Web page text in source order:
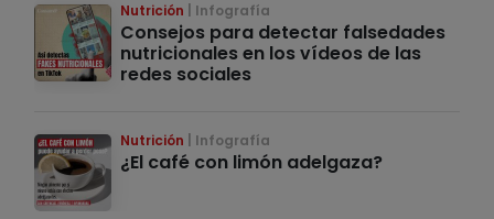
Nutrición Infografía
Consejos para detectar falsedades
nutricionales en los vídeos de las
redes sociales
Nutrición Infografía
¿El café con limón adelgaza?